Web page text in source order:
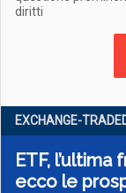
diritti
EXCHANGE-
ETF,
ecco le